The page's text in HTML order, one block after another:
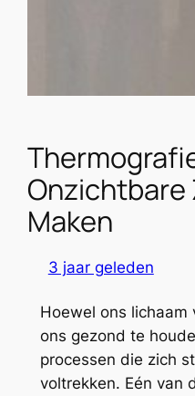
Maken
3 jaar geleden
Hoewel ons
ons gezond te
processen die zich
voltrekken. Eén van